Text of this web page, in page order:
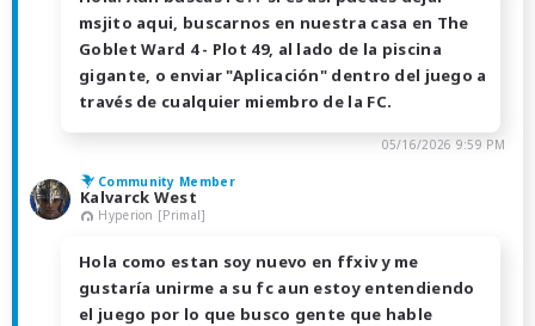
msjito aqui, buscarnos en nuestra casa en The
Goblet Ward 4 - Plot 49, al lado de la piscina
gigante, o enviar "Aplicación" dentro del juego a
través de cualquier miembro de la FC.
05/16/2026 9:59 PM
Community Member
Kalvarck West
Hyperion [Primal]
Hola como estan soy nuevo en ffxiv y me
gustaría unirme a su fc aun estoy entendiendo
el juego por lo que busco gente que hable